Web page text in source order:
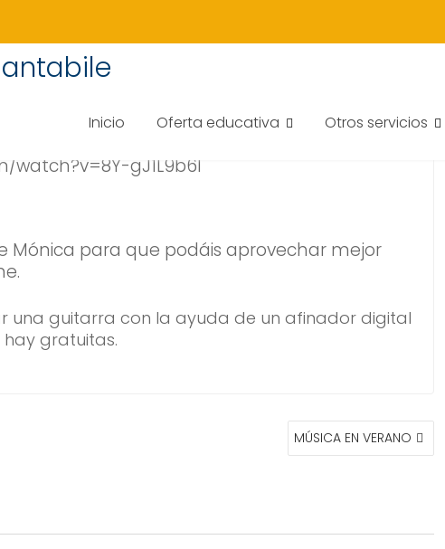
Inicio Oferta educativa Otros servicios
gJ1L9b6I
Mónica para que podáis aprovechar mejor
una guitarra con la ayuda de un afinador digital
gratuitas.
MÚSICA EN VERANO